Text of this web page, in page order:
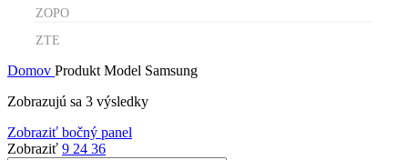
ZOPO
ZTE
Domov Produkt Model Samsung
Zobrazujú sa 3 výsledky
Zobraziť bočný panel
Zobraziť 9 24 36